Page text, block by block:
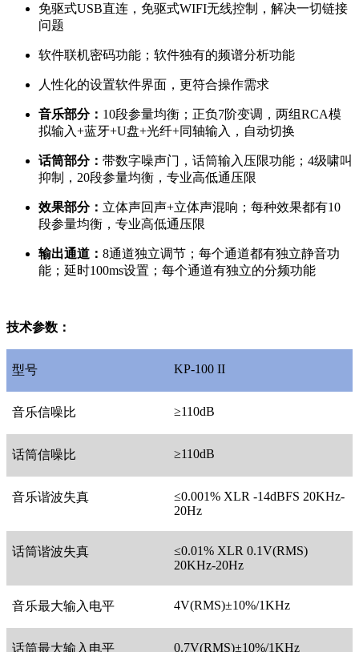
免驱式USB直连，免驱式WIFI无线控制，解决一切链接
问题
软件联机密码功能；软件独有的频谱分析功能
人性化的设置软件界面，更符合操作需求
音乐部分： 10段参量均衡；正负7阶变调，两组RCA模
拟输入+蓝牙+U盘+光纤+同轴输入，自动切换
话筒部分： 带数字噪声门，话筒输入压限功能；4级啸叫
抑制，20段参量均衡，专业高低通压限
效果部分： 立体声回声+立体声混响；每种效果都有10
段参量均衡，专业高低通压限
输出通道 ： 8通道独立调节；每个通道都有独立静音功
能；延时100ms设置；每个通道有独立的分频功能
技术参数：
型号 KP-100 II
音乐信噪比 ≥110dB
话筒信噪比 ≥110dB
音乐谐波失真
≤0.001% XLR -14dBFS 20KHz-
20Hz
话筒谐波失真
≤0.01% XLR 0.1V(RMS)
20KHz-20Hz
音乐最大输入电平 4V(RMS)±10%/1KHz
话筒最大输入电平 0.7V(RMS)±10%/1KHz